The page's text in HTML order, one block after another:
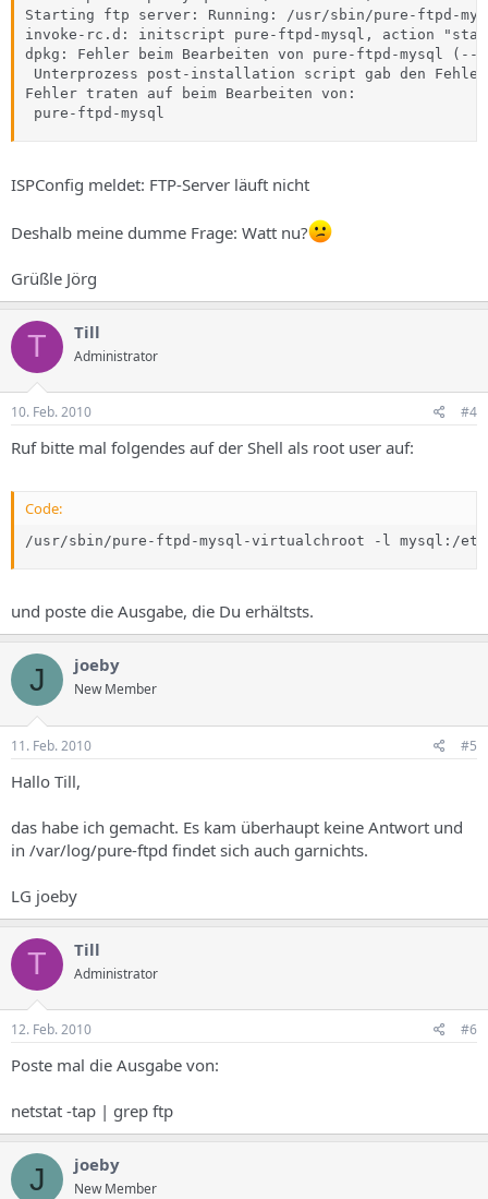
Starting ftp server: Running: /usr/sbin/pure-ftpd-
invoke-rc.d: initscript pure-ftpd-mysql, action
dpkg: Fehler beim Bearbeiten von pure-ftpd-mysql
Unterprozess post-installation script gab den
Fehler traten auf beim Bearbeiten von:
pure-ftpd-mysql
ISPConfig meldet: FTP-Server läuft nicht
Deshalb meine dumme Frage: Watt nu?
Grüßle Jörg
T Till
Administrator
10. Feb. 2010 #4
Ruf bitte mal folgendes auf der Shell als root user auf:
Code:
/usr/sbin/pure-ftpd-mysql-virtualchroot -l mysql:/
und poste die Ausgabe, die Du erhältsts.
J joeby
New Member
11. Feb. 2010 #5
Hallo Till,
das habe ich gemacht. Es kam überhaupt keine Antwort und
in /var/log/pure-ftpd findet sich auch garnichts.
LG joeby
T Till
Administrator
12. Feb. 2010 #6
Poste mal die Ausgabe von:
netstat -tap | grep ftp
J joeby
New Member